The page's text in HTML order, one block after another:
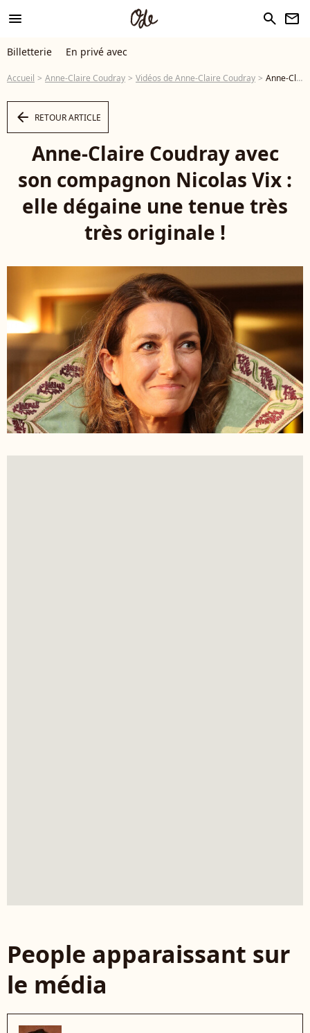
menu search newsletter
Billetterie En privé avec
Accueil Anne-Claire Coudray Vidéos de Anne-Claire Coudray Anne-Claire Coudray avec son compagnon Nicolas Vix : elle dégaine une tenue très très originale ! - Vidéo
arrow_left RETOUR ARTICLE
Anne-Claire Coudray avec
son compagnon Nicolas Vix :
elle dégaine une tenue très
très originale !
People apparaissant sur
le média